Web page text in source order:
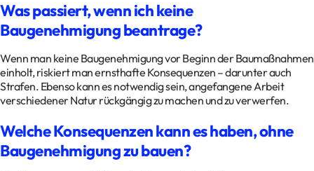
Was passiert, wenn ich keine
Baugenehmigung beantrage?
Wenn man keine Baugenehmigung vor Beginn der Baumaßnahmen
einholt, riskiert man ernsthafte Konsequenzen – darunter auch
Strafen. Ebenso kann es notwendig sein, angefangene Arbeit
verschiedener Natur rückgängig zu machen und zu verwerfen.
Welche Konsequenzen kann es haben, ohne
Baugenehmigung zu bauen?